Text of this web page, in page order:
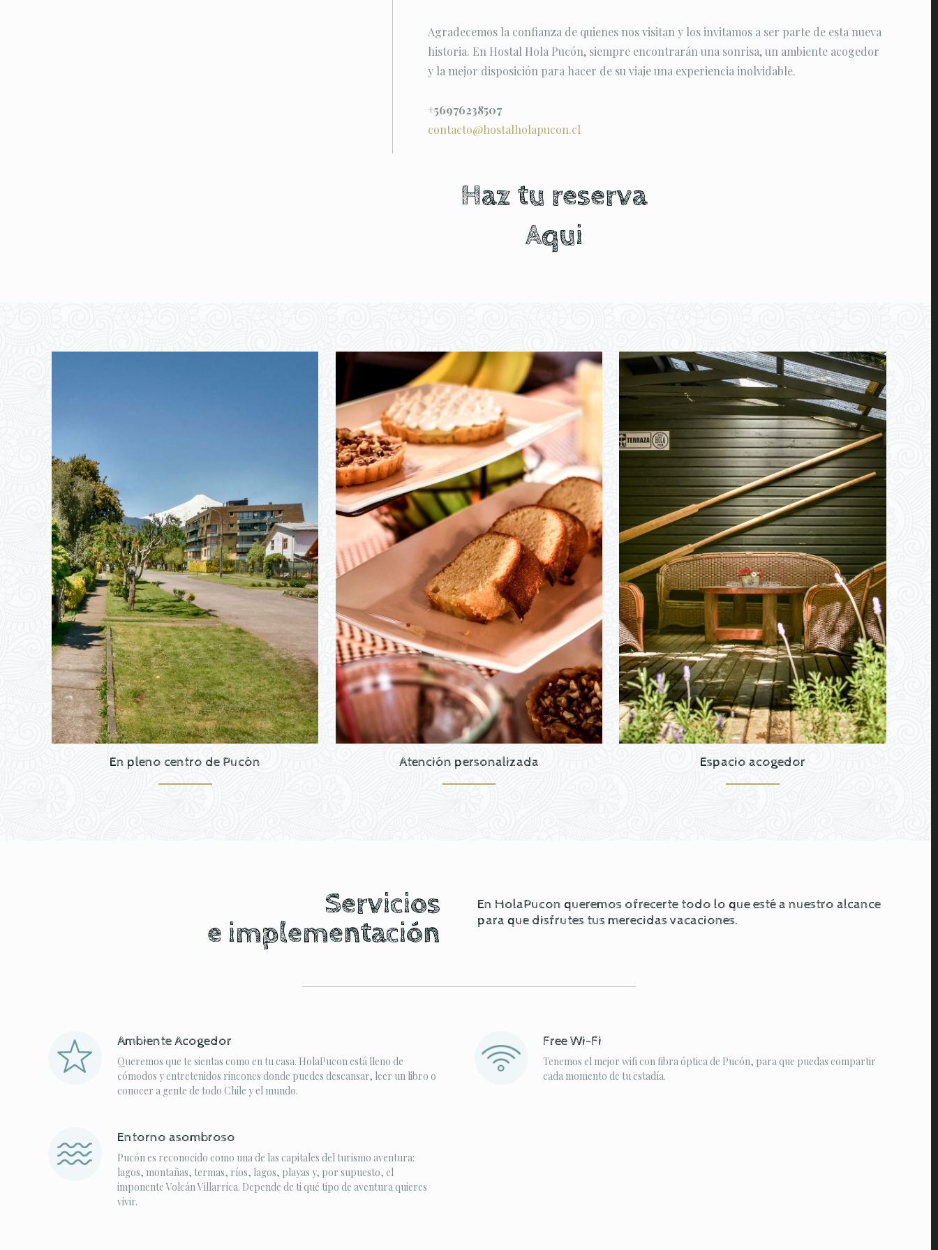
Agradecemos la confianza de quienes nos visitan y los invitamos a ser parte de esta nueva
historia. En Hostal Hola Pucón, siempre encontrarán una sonrisa, un ambiente acogedor
y la mejor disposición para hacer de su viaje una experiencia inolvidable.
+56976238507
contacto@hostalholapucon.cl
Haz tu reserva
Aqui
En pleno centro de Pucón Atención personalizada Espacio acogedor
Servicios
e implementación
En HolaPucon queremos ofrecerte todo lo que esté a nuestro alcance
para que disfrutes tus merecidas vacaciones.
Ambiente Acogedor
Queremos que te sientas como en tu casa. HolaPucon está lleno de
cómodos y entretenidos rincones donde puedes descansar, leer un libro o
conocer a gente de todo Chile y el mundo.
Entorno asombroso
Pucón es reconocido como una de las capitales del turismo aventura:
lagos, montañas, termas, ríos, lagos, playas y, por supuesto, el
imponente Volcán Villarrica. Depende de ti qué tipo de aventura quieres
vivir.
Free Wi-Fi
Tenemos el mejor wifi con fibra óptica de Pucón, para que puedas compartir
cada momento de tu estadía.